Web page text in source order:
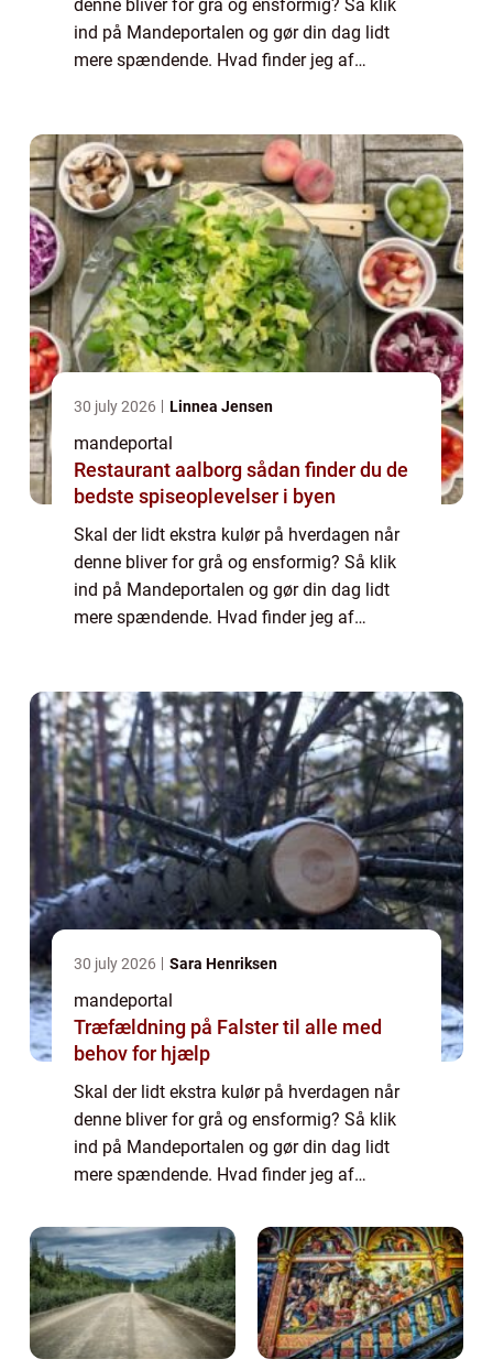
denne bliver for grå og ensformig? Så klik
ind på Mandeportalen og gør din dag lidt
mere spændende. Hvad finder jeg af
fo...
30 july 2026 Linnea Jensen
mandeportal
Restaurant aalborg sådan finder du de
bedste spiseoplevelser i byen
Skal der lidt ekstra kulør på hverdagen når
denne bliver for grå og ensformig? Så klik
ind på Mandeportalen og gør din dag lidt
mere spændende. Hvad finder jeg af
fo...
30 july 2026 Sara Henriksen
mandeportal
Træfældning på Falster til alle med
behov for hjælp
Skal der lidt ekstra kulør på hverdagen når
denne bliver for grå og ensformig? Så klik
ind på Mandeportalen og gør din dag lidt
mere spændende. Hvad finder jeg af
interesserer dig for diverse mandesager som
fo...